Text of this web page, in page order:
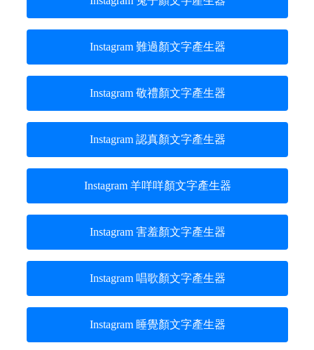
Instagram 難過顏文字產生器
Instagram 敬禮顏文字產生器
Instagram 認真顏文字產生器
Instagram 羊咩咩顏文字產生器
Instagram 害羞顏文字產生器
Instagram 唱歌顏文字產生器
Instagram 睡覺顏文字產生器